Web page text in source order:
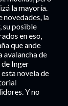
la mayoría.
novedades, la
su posible
en eso,
que ande
avalancha de
de Inger
novela de
Y no